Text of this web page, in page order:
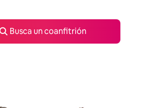
Busca un coanfitrión